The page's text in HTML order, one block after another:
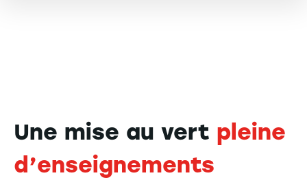
Une mise au vert pleine
d’enseignements